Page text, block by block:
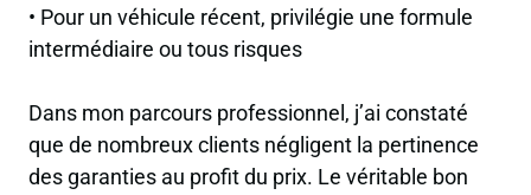
• Pour un véhicule récent, privilégie une formule
intermédiaire ou tous risques
Dans mon parcours professionnel, j’ai constaté
que de nombreux clients négligent la pertinence
des garanties au profit du prix. Le véritable bon